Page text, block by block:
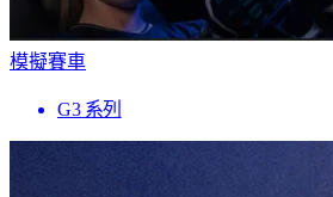
模擬賽車
G3 系列